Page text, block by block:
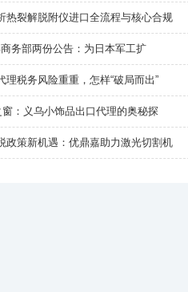
热裂解脱附仪进口全流程与核心合规
务部两份公告：为日本军工扩
理税务风险重重，怎样“破局而出”
窗：义乌小饰品出口代理的奥秘探
政策新机遇：优鼎嘉助力激光切割机